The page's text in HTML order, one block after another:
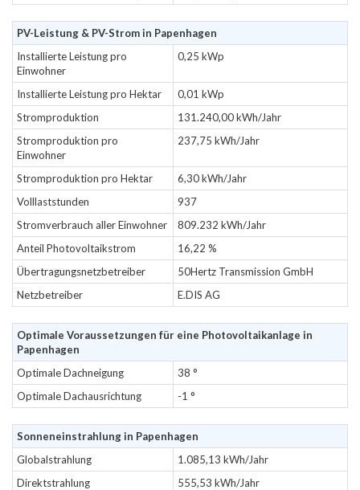
PV-Leistung & PV-Strom in Papenhagen
Installierte Leistung pro
Einwohner
0,25 kWp
Installierte Leistung pro Hektar
0,01 kWp
Stromproduktion
131.240,00 kWh/Jahr
Stromproduktion pro
Einwohner
237,75 kWh/Jahr
Stromproduktion pro Hektar
6,30 kWh/Jahr
Volllaststunden
937
Stromverbrauch aller Einwohner
809.232 kWh/Jahr
Anteil Photovoltaikstrom
16,22 %
Übertragungsnetzbetreiber
50Hertz Transmission GmbH
Netzbetreiber
E.DIS AG
Optimale Voraussetzungen für eine Photovoltaikanlage in
Papenhagen
Optimale Dachneigung
38 °
Optimale Dachausrichtung
-1 °
Sonneneinstrahlung in Papenhagen
Globalstrahlung
1.085,13 kWh/Jahr
Direktstrahlung
555,53 kWh/Jahr